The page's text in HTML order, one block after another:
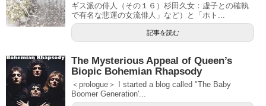
ギス派の俳人（その１６）杉田久女：虚子との確執
で有名な悲運の女流俳人」など）と「ホト...
記事を読む
The Mysterious Appeal of Queen’s
Biopic Bohemian Rhapsody
＜prologue＞ I started a blog called "The Baby
Boomer Generation'...